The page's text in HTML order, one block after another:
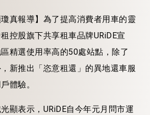
瓊真報導】為了提高消費者用車的靈
控股旗下共享租車品牌URiDE宣
精選使用率高的50處站點，除了
，新推出「恣意租還」的異地還車服
體驗。
顯表示，URiDE自今年元月問市運